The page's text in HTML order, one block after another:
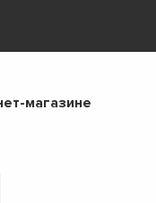
магазине